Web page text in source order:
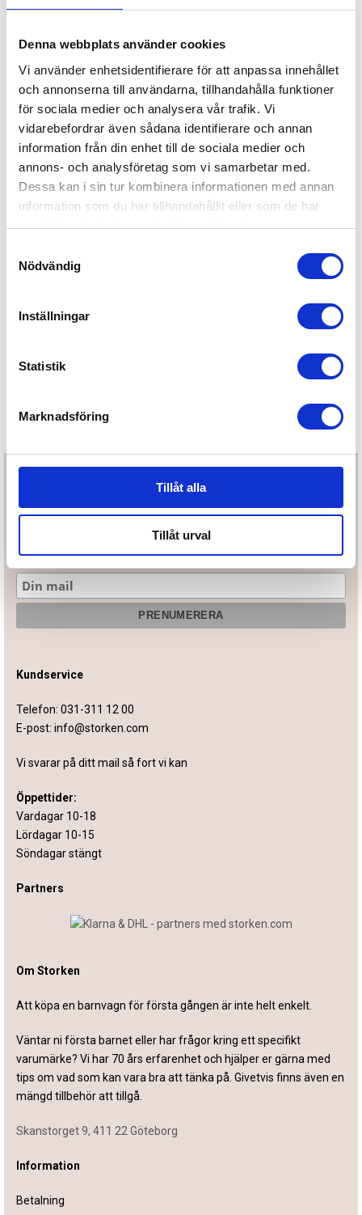
Denna webbplats använder cookies
Vi använder enhetsidentifierare för att anpassa innehållet
och annonserna till användarna, tillhandahålla funktioner
för sociala medier och analysera vår trafik. Vi
vidarebefordrar även sådana identifierare och annan
information från din enhet till de sociala medier och
annons- och analysföretag som vi samarbetar med.
Dessa kan i sin tur kombinera informationen med annan
information som du har tillhandahållit eller som de har
samlat in när du har använt deras tjänster.
Nödvändig
Inställningar
Statistik
Marknadsföring
Tillåt alla
Tillåt urval
Bukowski Nallebjörn Ignatius
199kr
Bukowski Lovely Kanini Taupe
199kr
299kr
209kr
Prenumerera på vårt nyhetsbrev
Kundservice
Telefon: 031-311 12 00
E-post: info@storken.com
Vi svarar på ditt mail så fort vi kan
Öppettider:
Vardagar 10-18
Lördagar 10-15
Söndagar stängt
Partners
Om Storken
Att köpa en barnvagn för första gången är inte helt enkelt.
Väntar ni första barnet eller har frågor kring ett specifikt
varumärke? Vi har 70 års erfarenhet och hjälper er gärna med
tips om vad som kan vara bra att tänka på. Givetvis finns även en
mängd tillbehör att tillgå.
Skanstorget 9, 411 22 Göteborg
Information
Betalning